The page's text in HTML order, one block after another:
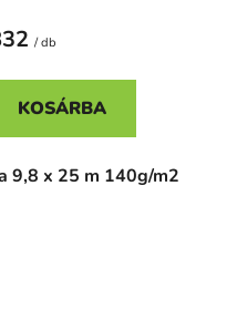
/ db
KOSÁRBA
9,8 x 25 m 140g/m2